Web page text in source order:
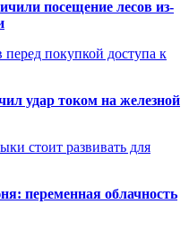
посещение лесов из-
перед покупкой доступа к
удар током на железной
стоит развивать для
переменная облачность